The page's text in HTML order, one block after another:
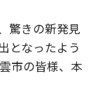
驚きの新発見
となったよう
市の皆様、本